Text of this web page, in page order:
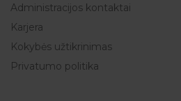
Administracijos kontaktai
Karjera
Kokybės užtikrinimas
Privatumo politika